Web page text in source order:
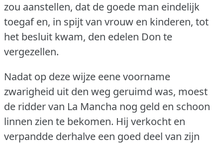
zou aanstellen, dat de goede man eindelijk
toegaf en, in spijt van vrouw en kinderen, tot
het besluit kwam, den edelen Don te
vergezellen.
Nadat op deze wijze eene voorname
zwarigheid uit den weg geruimd was, moest
de ridder van La Mancha nog geld en schoon
linnen zien te bekomen. Hij verkocht en
verpandde derhalve een goed deel van zijn